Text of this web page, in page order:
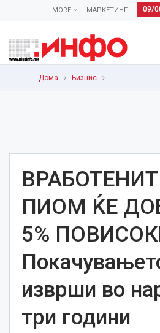
09/
МАРКЕТИНГ
MORE
Дома Бизнис
ПИОМ ЌЕ
5%
изврши во
три години